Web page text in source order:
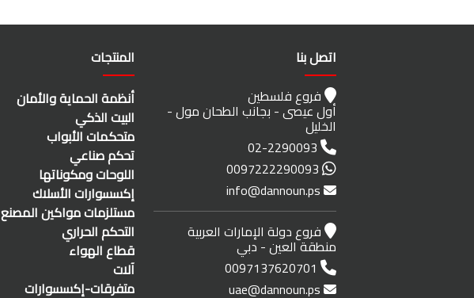
اتصل بنا
فروع فلسطين
أول عيصى - بجانب الطحان مول -
الخليل
فروع دولة الإمارات العربية
منطقة العين - دبي
المنتجات
أنظمة الحماية والأمان
البيت الذكي
متحكمات الأبواب
تحكم صناعي
اللوحات ومكوناتها
إكسسوارات الأسلاك
مستلزمات مواكين المصنع
التحكم الحراري
قطاع الهواء
آلات
متفرقات-إكسسوارات